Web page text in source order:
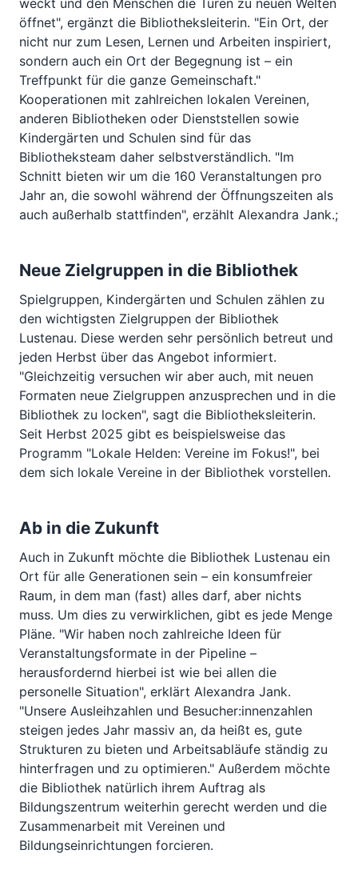
weckt und den Menschen die Türen zu neuen Welten
öffnet", ergänzt die Bibliotheksleiterin. "Ein Ort, der
nicht nur zum Lesen, Lernen und Arbeiten inspiriert,
sondern auch ein Ort der Begegnung ist – ein
Treffpunkt für die ganze Gemeinschaft."
Kooperationen mit zahlreichen lokalen Vereinen,
anderen Bibliotheken oder Dienststellen sowie
Kindergärten und Schulen sind für das
Bibliotheksteam daher selbstverständlich. "Im
Schnitt bieten wir um die 160 Veranstaltungen pro
Jahr an, die sowohl während der Öffnungszeiten als
auch außerhalb stattfinden", erzählt Alexandra Jank.;
Neue Zielgruppen in die Bibliothek
Spielgruppen, Kindergärten und Schulen zählen zu
den wichtigsten Zielgruppen der Bibliothek
Lustenau. Diese werden sehr persönlich betreut und
jeden Herbst über das Angebot informiert.
"Gleichzeitig versuchen wir aber auch, mit neuen
Formaten neue Zielgruppen anzusprechen und in die
Bibliothek zu locken", sagt die Bibliotheksleiterin.
Seit Herbst 2025 gibt es beispielsweise das
Programm "Lokale Helden: Vereine im Fokus!", bei
dem sich lokale Vereine in der Bibliothek vorstellen.
Ab in die Zukunft
Auch in Zukunft möchte die Bibliothek Lustenau ein
Ort für alle Generationen sein – ein konsumfreier
Raum, in dem man (fast) alles darf, aber nichts
muss. Um dies zu verwirklichen, gibt es jede Menge
Pläne. "Wir haben noch zahlreiche Ideen für
Veranstaltungsformate in der Pipeline –
herausfordernd hierbei ist wie bei allen die
personelle Situation", erklärt Alexandra Jank.
"Unsere Ausleihzahlen und Besucher:innenzahlen
steigen jedes Jahr massiv an, da heißt es, gute
Strukturen zu bieten und Arbeitsabläufe ständig zu
hinterfragen und zu optimieren." Außerdem möchte
die Bibliothek natürlich ihrem Auftrag als
Bildungszentrum weiterhin gerecht werden und die
Zusammenarbeit mit Vereinen und
Bildungseinrichtungen forcieren.